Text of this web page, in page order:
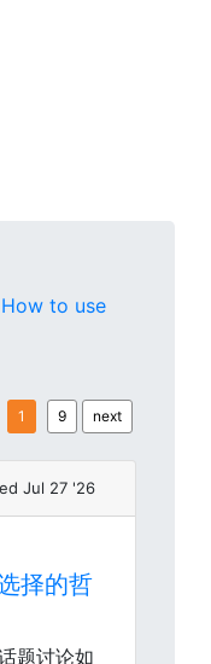
How to use
1 9 next
Jul 27 '26
择的哲
题讨论如